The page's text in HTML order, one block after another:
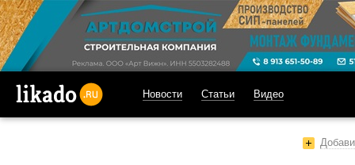
Новости Статьи Видео